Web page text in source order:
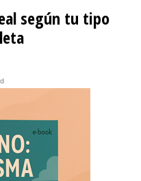
según tu tipo